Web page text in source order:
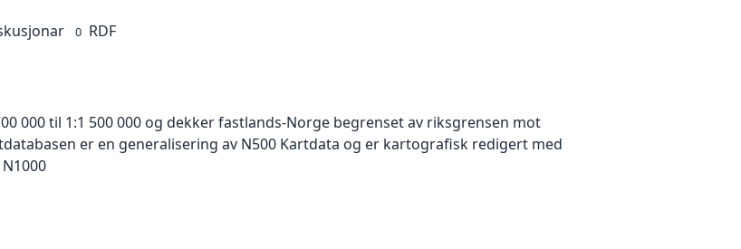
0 RDF
000 til 1:1 500 000 og dekker fastlands-Norge begrenset av riksgrensen mot
er en generalisering av N500 Kartdata og er kartografisk redigert med